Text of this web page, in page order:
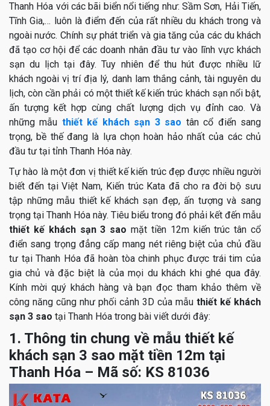
Thanh Hóa với các bãi biển nổi tiếng như: Sầm Sơn, Hải Tiến,
Tĩnh Gia,… luôn là điểm đến của rất nhiều du khách trong và
ngoài nước. Chính sự phát triển và gia tăng của các du khách
đã tạo cơ hội để các doanh nhân đầu tư vào lĩnh vực khách
sạn du lịch tại đây. Tuy nhiên để thu hút được nhiều lữ
khách ngoài vị trí địa lý, danh lam thắng cảnh, tài nguyên du
lịch, còn cần phải có một thiết kế kiến trúc khách sạn nổi bật,
ấn tượng kết hợp cùng chất lượng dịch vụ đỉnh cao. Và
những mẫu thiết kế khách sạn 3 sao tân cổ điển sang
trọng, bề thế đang là lựa chọn hoàn hảo nhất của các chủ
đầu tư tại tỉnh Thanh Hóa này.
Tự hào là một đơn vị thiết kế kiến trúc đẹp được nhiều người
biết đến tại Việt Nam, Kiến trúc Kata đã cho ra đời bộ sưu
tập những mẫu thiết kế khách sạn đẹp, ấn tượng và sang
trọng tại Thanh Hóa này. Tiêu biểu trong đó phải kết đến mẫu
thiết kế khách sạn 3 sao mặt tiền 12m kiến trúc tân cổ
điển sang trọng đẳng cấp mang nét riêng biệt của chủ đầu
tư tại Thanh Hóa đã hoàn tòa chinh phục được trái tim của
gia chủ và đặc biệt là của mọi du khách khi ghé qua đây.
Kính mời quý khách hàng và bạn đọc tham khảo thêm về
công năng cũng như phối cảnh 3D của mẫu thiết kế khách
sạn 3 sao tại Thanh Hóa trong bài viết dưới đây:
1. Thông tin chung về mẫu thiết kế
khách sạn 3 sao mặt tiền 12m tại
Thanh Hóa – Mã số: KS 81036